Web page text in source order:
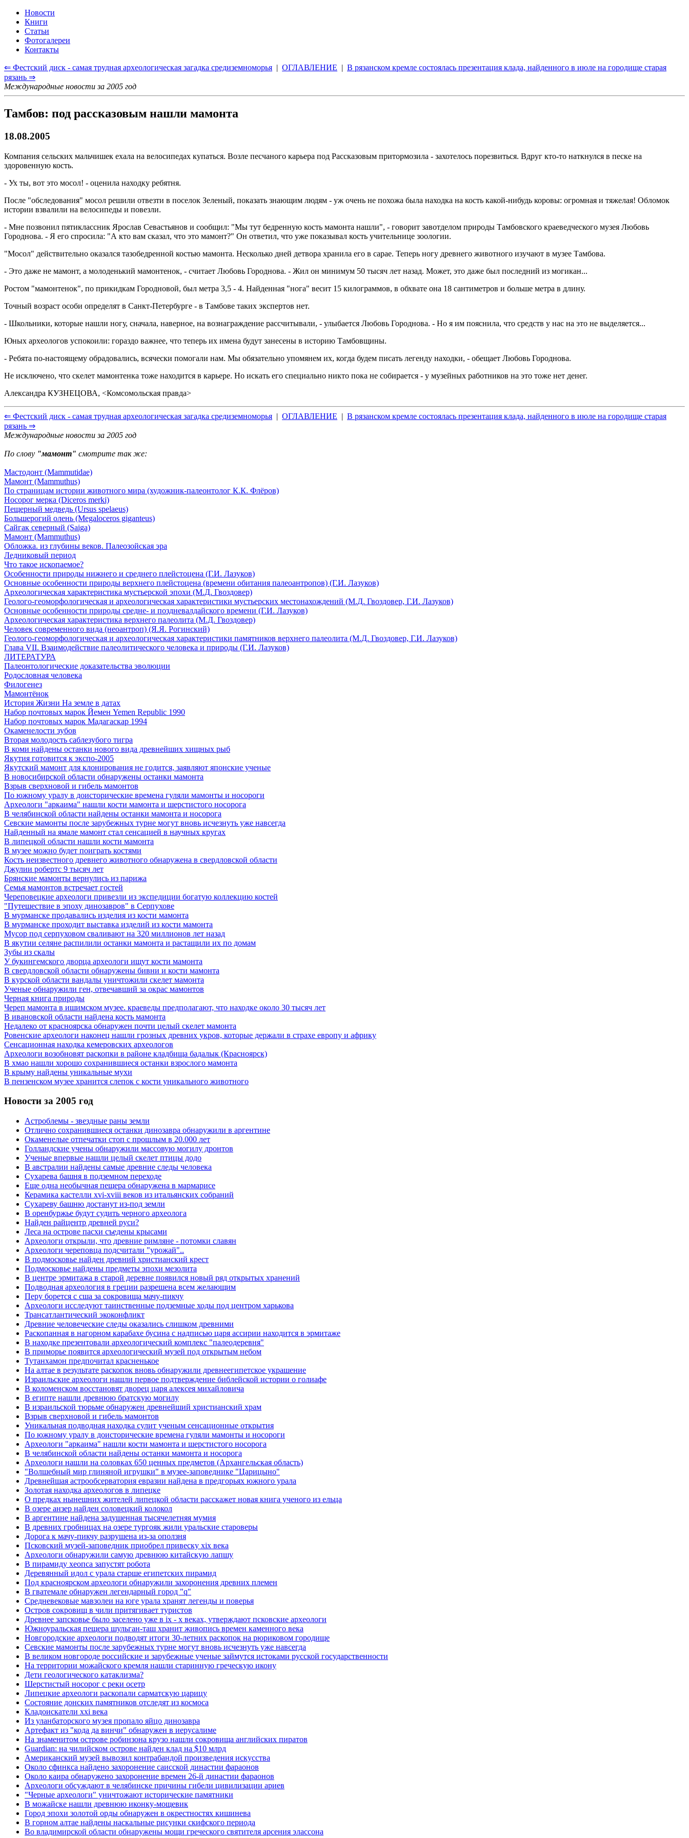
Новости
Книги
Статьи
Фотогалереи
Контакты
⇐ Фестский диск - самая трудная археологическая загадка средиземноморья | ОГЛАВЛЕНИЕ | В рязанском кремле состоялась презентация клада, найденного в июле на городище старая
рязань ⇒
Международные новости за 2005 год
Тамбов: под рассказовым нашли мамонта
18.08.2005
Компания сельских мальчишек ехала на велосипедах купаться. Возле песчаного карьера под Рассказовым притормозила - захотелось порезвиться. Вдруг кто-то наткнулся в песке на
здоровенную кость.
- Ух ты, вот это мосол! - оценила находку ребятня.
После "обследования" мосол решили отвезти в поселок Зеленый, показать знающим людям - уж очень не похожа была находка на кость какой-нибудь коровы: огромная и тяжелая! Обломок
истории взвалили на велосипеды и повезли.
- Мне позвонил пятиклассник Ярослав Севастьянов и сообщил: "Мы тут бедренную кость мамонта нашли", - говорит завотделом природы Тамбовского краеведческого музея Любовь
Городнова. - Я его спросила: "А кто вам сказал, что это мамонт?" Он ответил, что уже показывал кость учительнице зоологии.
"Мосол" действительно оказался тазобедренной костью мамонта. Несколько дней детвора хранила его в сарае. Теперь ногу древнего животного изучают в музее Тамбова.
- Это даже не мамонт, а молоденький мамонтенок, - считает Любовь Городнова. - Жил он минимум 50 тысяч лет назад. Может, это даже был последний из могикан...
Ростом "мамонтенок", по прикидкам Городновой, был метра 3,5 - 4. Найденная "нога" весит 15 килограммов, в обхвате она 18 сантиметров и больше метра в длину.
Точный возраст особи определят в Санкт-Петербурге - в Тамбове таких экспертов нет.
- Школьники, которые нашли ногу, сначала, наверное, на вознаграждение рассчитывали, - улыбается Любовь Городнова. - Но я им пояснила, что средств у нас на это не выделяется...
Юных археологов успокоили: гораздо важнее, что теперь их имена будут занесены в историю Тамбовщины.
- Ребята по-настоящему обрадовались, всячески помогали нам. Мы обязательно упомянем их, когда будем писать легенду находки, - обещает Любовь Городнова.
Не исключено, что скелет мамонтенка тоже находится в карьере. Но искать его специально никто пока не собирается - у музейных работников на это тоже нет денег.
Александра КУЗНЕЦОВА, <Комсомольская правда>
⇐ Фестский диск - самая трудная археологическая загадка средиземноморья | ОГЛАВЛЕНИЕ | В рязанском кремле состоялась презентация клада, найденного в июле на городище старая
рязань ⇒
Международные новости за 2005 год
По слову "мамонт" смотрите так же:
Мастодонт (Mammutidae)
Мамонт (Mammuthus)
По страницам истории животного мира (художник-палеонтолог К.К. Флёров)
Носорог мерка (Diceros merki)
Пещерный медведь (Ursus spelaeus)
Большерогий олень (Megaloceros giganteus)
Сайгак северный (Saiga)
Мамонт (Mammuthus)
Обложка. из глубины веков. Палеозойская эра
Ледниковый период
Что такое ископаемое?
Особенности природы нижнего и среднего плейстоцена (Г.И. Лазуков)
Основные особенности природы верхнего плейстоцена (времени обитания палеоантропов) (Г.И. Лазуков)
Археологическая характеристика мустьерской эпохи (М.Д. Гвоздовер)
Геолого-геоморфологическая и археологическая характеристики мустьерских местонахождений (М.Д. Гвоздовер, Г.И. Лазуков)
Основные особенности природы средне- и поздневалдайского времени (Г.И. Лазуков)
Археологическая характеристика верхнего палеолита (М.Д. Гвоздовер)
Человек современного вида (неоантроп) (Я.Я. Рогинский)
Геолого-геоморфологическая и археологическая характеристики памятников верхнего палеолита (М.Д. Гвоздовер, Г.И. Лазуков)
Глава VII. Взаимодействие палеолитического человека и природы (Г.И. Лазуков)
ЛИТЕРАТУРА
Палеонтологические доказательства эволюции
Родословная человека
Филогенез
Мамонтёнок
История Жизни На земле в датах
Набор почтовых марок Йемен Yemen Republic 1990
Набор почтовых марок Мадагаскар 1994
Окаменелости зубов
Вторая молодость саблезубого тигра
В коми найдены останки нового вида древнейших хищных рыб
Якутия готовится к экспо-2005
Якутский мамонт для клонирования не годится, заявляют японские ученые
В новосибирской области обнаружены останки мамонта
Взрыв сверхновой и гибель мамонтов
По южному уралу в доисторические времена гуляли мамонты и носороги
Археологи "аркаима" нашли кости мамонта и шерстистого носорога
В челябинской области найдены останки мамонта и носорога
Севские мамонты после зарубежных турне могут вновь исчезнуть уже навсегда
Найденный на ямале мамонт стал сенсацией в научных кругах
В липецкой области нашли кости мамонта
В музее можно будет поиграть костями
Кость неизвестного древнего животного обнаружена в свердловской области
Джулии робертс 9 тысяч лет
Брянские мамонты вернулись из парижа
Семья мамонтов встречает гостей
Череповецкие археологи привезли из экспедиции богатую коллекцию костей
"Путешествие в эпоху динозавров" в Серпухове
В мурманске продавались изделия из кости мамонта
В мурманске проходит выставка изделий из кости мамонта
Мусор под cерпуховом сваливают на 320 миллионов лет назад
В якутии селяне распилили останки мамонта и растащили их по домам
Зубы из скалы
У букингемского дворца археологи ищут кости мамонта
В свердловской области обнаружены бивни и кости мамонта
В курской области вандалы уничтожили скелет мамонта
Ученые обнаружили ген, отвечавший за окрас мамонтов
Черная книга природы
Череп мамонта в ишимском музее. краеведы предполагают, что находке около 30 тысяч лет
В ивановской области найдена кость мамонта
Недалеко от красноярска обнаружен почти целый скелет мамонта
Ровенские археологи наконец нашли грозных древних укров, которые держали в страхе европу и африку
Сенсационная находка кемеровских археологов
Археологи возобновят раскопки в районе кладбища бадалык (Красноярск)
В хмао нашли хорошо сохранившиеся останки взрослого мамонта
В крыму найдены уникальные мухи
В пензенском музее хранится слепок с кости уникального животного
Новости за 2005 год
Астроблемы - звездные раны земли
Отлично сохранившиеся останки динозавра обнаружили в аргентине
Окаменелые отпечатки стоп с прошлым в 20.000 лет
Голландские учены обнаружили массовую могилу дронтов
Ученые впервые нашли целый скелет птицы додо
В австралии найдены самые древние следы человека
Сухарева башня в подземном переходе
Еще одна необычная пещера обнаружена в мармарисе
Керамика кастелли xvi-xviii веков из итальянских собраний
Сухареву башню достанут из-под земли
В оренбуржье будут судить черного археолога
Найден райцентр древней руси?
Леса на острове пасхи съедены крысами
Археологи открыли, что древние римляне - потомки славян
Археологи череповца подсчитали "урожай"..
В подмосковье найден древний христианский крест
Подмосковье найдены предметы эпохи мезолита
В центре эрмитажа в старой деревне появился новый ряд открытых хранений
Подводная археология в греции разрешена всем желающим
Перу борется с сша за сокровища мачу-пикчу
Археологи исследуют таинственные подземные ходы под центром харькова
Трансатлантический экоконфликт
Древние человеческие следы оказались слишком древними
Раскопанная в нагорном карабахе бусина с надписью царя ассирии находится в эрмитаже
В находке презентовали археологический комплекс "палеодеревня"
В приморье появится археологический музей под открытым небом
Тутанхамон предпочитал красненькое
На алтае в результате раскопок вновь обнаружили древнеегипетское украшение
Израильские археологи нашли первое подтверждение библейской истории о голиафе
В коломенском восстановят дворец царя алексея михайловича
В египте нашли древнюю братскую могилу
В израильской тюрьме обнаружен древнейший христианский храм
Взрыв сверхновой и гибель мамонтов
Уникальная подводная находка сулит ученым сенсационные открытия
По южному уралу в доисторические времена гуляли мамонты и носороги
Археологи "аркаима" нашли кости мамонта и шерстистого носорога
В челябинской области найдены останки мамонта и носорога
Археологи нашли на соловках 650 ценных предметов (Архангельская область)
"Волшебный мир глиняной игрушки" в музее-заповеднике "Царицыно"
Древнейшая астрообсерватория евразии найдена в предгорьях южного урала
Золотая находка археологов в липецке
О предках нынешних жителей липецкой области расскажет новая книга ученого из ельца
В озере анзер найден соловецкий колокол
В аргентине найдена задушенная тысячелетняя мумия
В древних гробницах на озере тургояк жили уральские староверы
Дорога к мачу-пикчу разрушена из-за оползня
Псковский музей-заповедник приобрел привеску xix века
Археологи обнаружили самую древнюю китайскую лапшу
В пирамиду хеопса запустят робота
Деревянный идол с урала старше египетских пирамид
Под красноярском археологи обнаружили захоронения древних племен
В гватемале обнаружен легендарный город "q"
Средневековые мавзолеи на юге урала хранят легенды и поверья
Остров сокровищ в чили притягивает туристов
Древнее запсковье было заселено уже в ix - x веках, утверждают псковские археологи
Южноуральская пещера шульган-таш хранит живопись времен каменного века
Новгородские археологи подводят итоги 30-летних раскопок на рюриковом городище
Севские мамонты после зарубежных турне могут вновь исчезнуть уже навсегда
В великом новгороде российские и зарубежные ученые займутся истоками русской государственности
На территории можайского кремля нашли старинную греческую икону
Дети геологического катаклизма?
Шерстистый носорог с реки осетр
Липецкие археологи раскопали сарматскую царицу
Состояние донских памятников отследят из космоса
Кладоискатели xxi века
Из уланбаторского музея пропало яйцо динозавра
Артефакт из "кода да винчи" обнаружен в иерусалиме
На знаменитом острове робинзона крузо нашли сокровища английских пиратов
Guardian: на чилийском острове найден клад на $10 млрд
Американский музей вывозил контрабандой произведения искусства
Около сфинкса найдено захоронение саисской династии фараонов
Около каира обнаружено захоронение времен 26-й династии фараонов
Археологи обсуждают в челябинске причины гибели цивилизации ариев
"Черные археологи" уничтожают исторические памятники
В можайске нашли древнюю иконку-мощевик
Город эпохи золотой орды обнаружен в окрестностях кишинева
В горном алтае найдены наскальные рисунки скифского периода
Во владимирской области обнаружены мощи греческого святителя арсения элассона